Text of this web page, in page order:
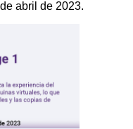
abril de 2023.